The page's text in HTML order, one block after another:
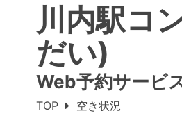
川内駅コ
だい)
Web予約サービ
TOP 空き状況